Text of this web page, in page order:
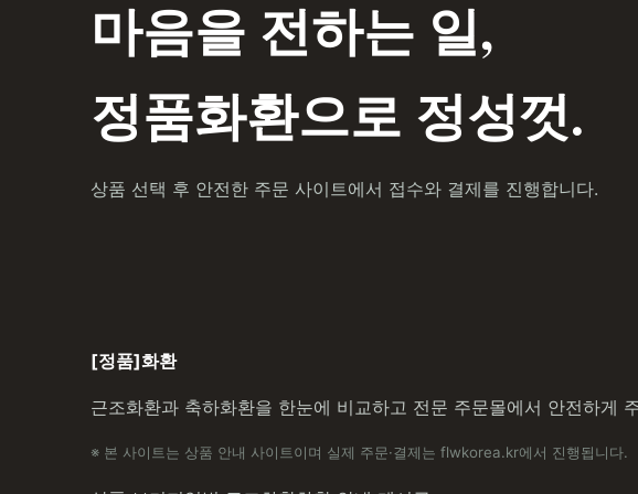
마음을 전하는 일,
정품화환으로 정성껏.
상품 선택 후 안전한 주문 사이트에서 접수와 결제를 진행합니다.
[정품]화환
근조화환과 축하화환을 한눈에 비교하고 전문 주문몰에서 안전하게
※ 본 사이트는 상품 안내 사이트이며 실제 주문·결제는 flwkorea.kr에서 진행됩니다.